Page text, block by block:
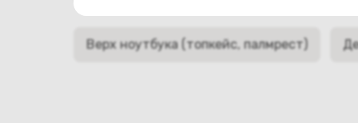
Верх ноутбука (топкейс, палмрест)